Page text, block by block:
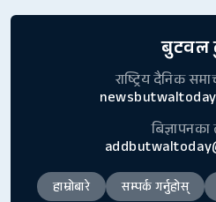
बुटवल
राष्ट्रिय दैनिक
बिज्ञापनका
हाम्रोबारे सम्पर्क गर्नुहोस्